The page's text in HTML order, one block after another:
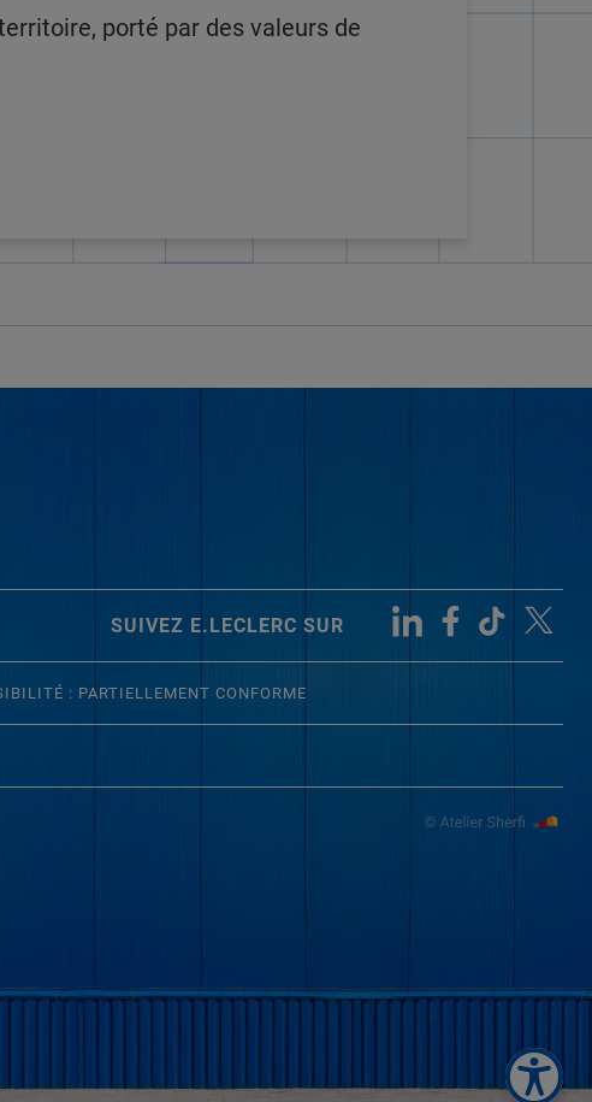
porté par des valeurs de
SUIVEZ E.LECLERC SUR
: PARTIELLEMENT CONFORME